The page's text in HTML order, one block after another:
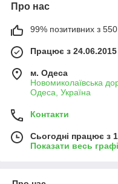
Про нас
99% позитивних з 550
Працює з 24.06.2015
м. Одеса
Новомиколаївська
Одеса, Україна
Контакти
Сьогодні працює з
Показати весь